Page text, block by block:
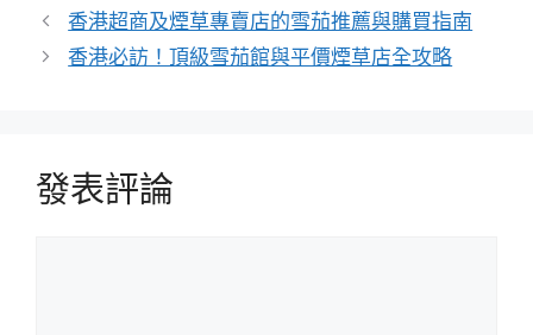
香港超商及煙草專賣店的雪茄推薦與購買指南
香港必訪！頂級雪茄館與平價煙草店全攻略
發表評論